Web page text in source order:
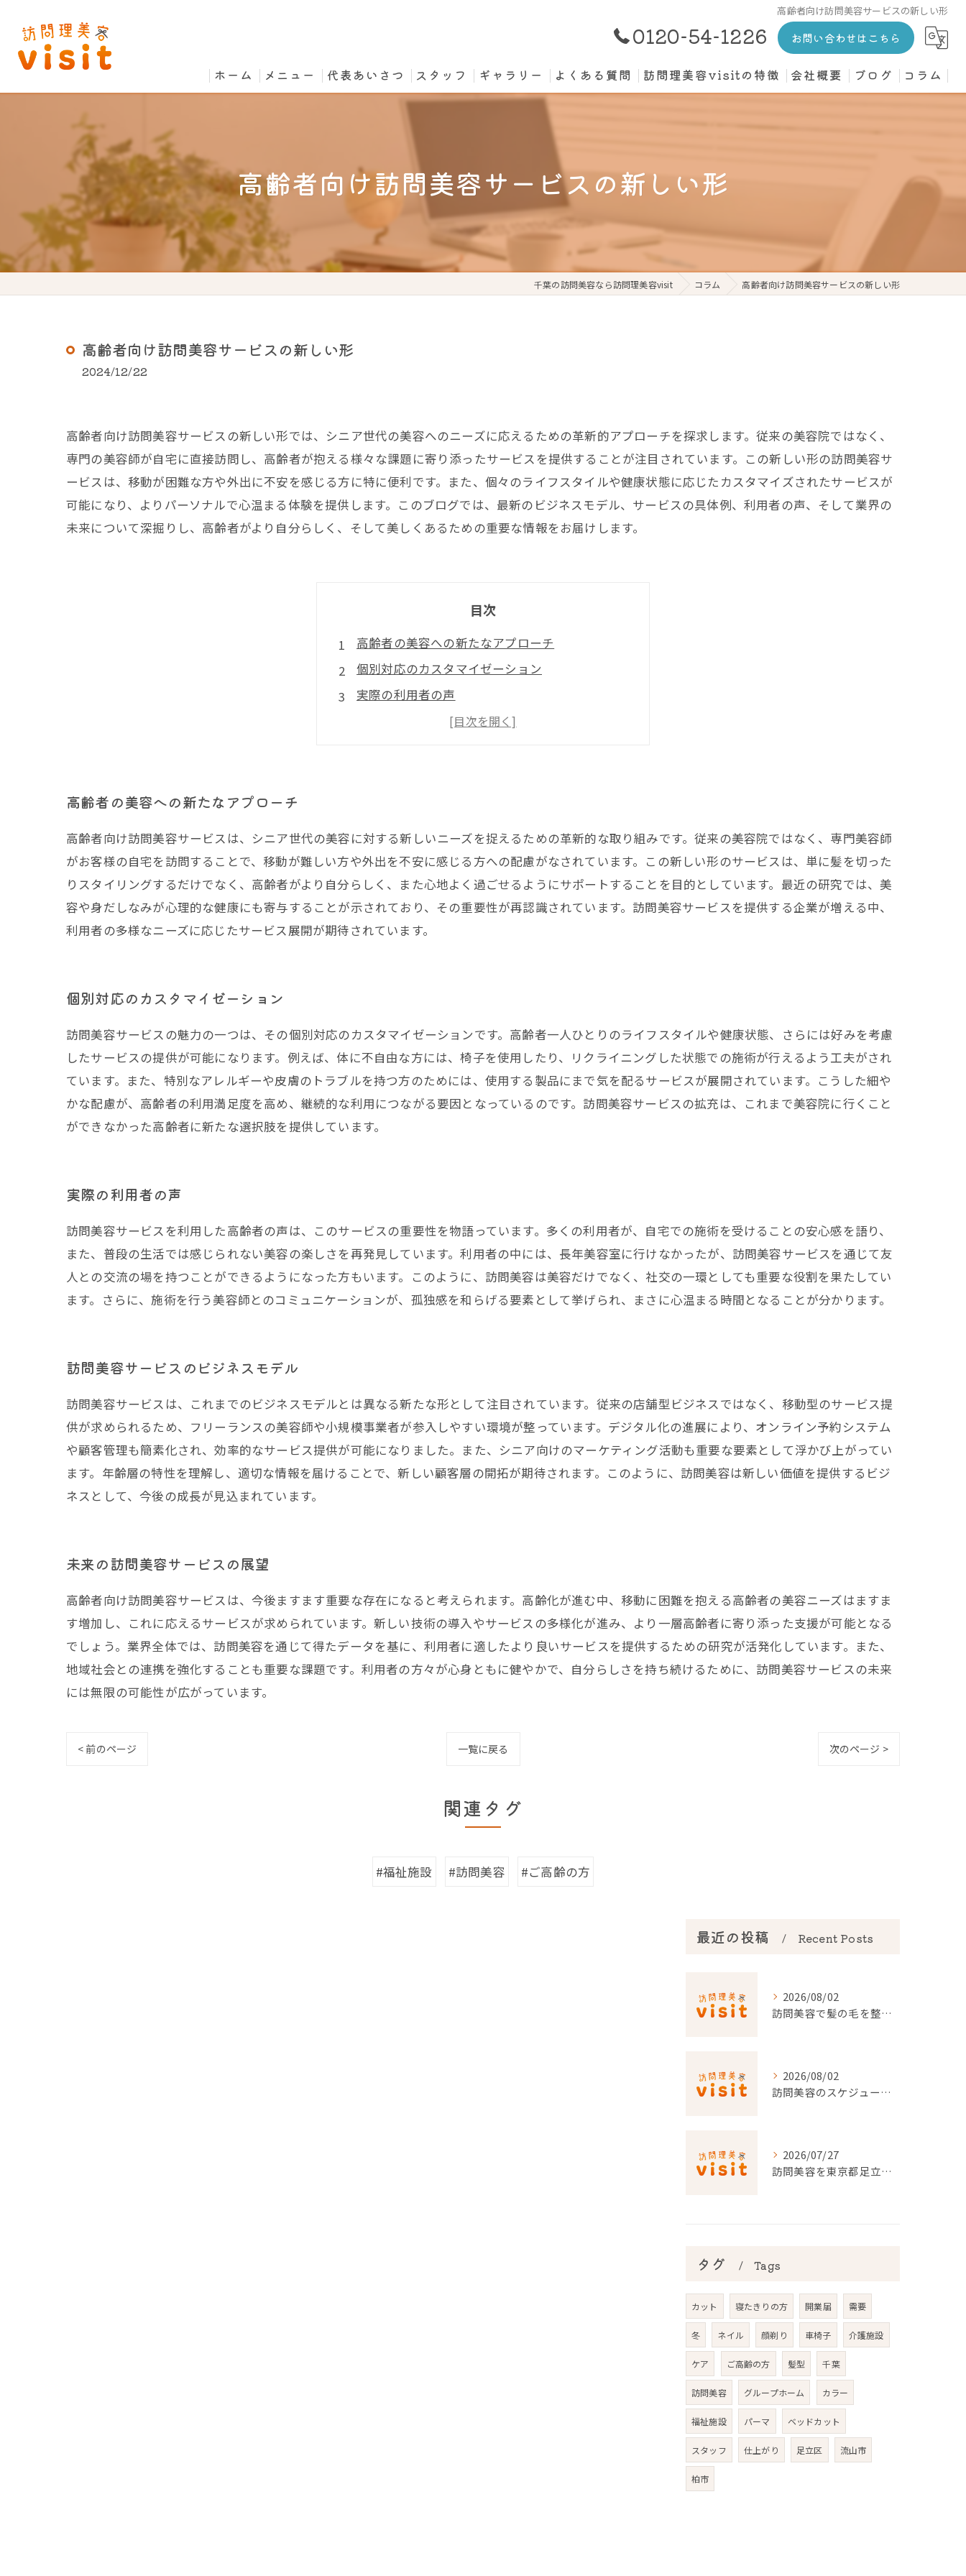
高齢者向け訪問美容サービスの新しい形
0120-54-1226 お問い合わせはこちら
ホーム メニュー 代表あいさつ スタッフ ギャラリー よくある質問 訪問理美容visitの特徴
高齢者
寝たきり
個人宅
会社概要 ブログ コラム
高齢者向け訪問美容サービスの新しい形
千葉の訪問美容なら訪問理美容visit コラム 高齢者向け訪問美容サービスの新しい形
高齢者向け訪問美容サービスの新しい形
2024/12/22
高齢者向け訪問美容サービスの新しい形では、シニア世代の美容へのニーズに応えるための革新的アプローチを探求します。従来の美容院ではなく、
専門の美容師が自宅に直接訪問し、高齢者が抱える様々な課題に寄り添ったサービスを提供することが注目されています。この新しい形の訪問美容サ
ービスは、移動が困難な方や外出に不安を感じる方に特に便利です。また、個々のライフスタイルや健康状態に応じたカスタマイズされたサービスが
可能になり、よりパーソナルで心温まる体験を提供します。このブログでは、最新のビジネスモデル、サービスの具体例、利用者の声、そして業界の
未来について深掘りし、高齢者がより自分らしく、そして美しくあるための重要な情報をお届けします。
目次
高齢者の美容への新たなアプローチ
個別対応のカスタマイゼーション
実際の利用者の声
訪問美容サービスのビジネスモデル
高齢者の美容への新たなアプローチ
高齢者向け訪問美容サービスは、シニア世代の美容に対する新しいニーズを捉えるための革新的な取り組みです。従来の美容院ではなく、専門美容師
がお客様の自宅を訪問することで、移動が難しい方や外出を不安に感じる方への配慮がなされています。この新しい形のサービスは、単に髪を切った
りスタイリングするだけでなく、高齢者がより自分らしく、また心地よく過ごせるようにサポートすることを目的としています。最近の研究では、美
容や身だしなみが心理的な健康にも寄与することが示されており、その重要性が再認識されています。訪問美容サービスを提供する企業が増える中、
利用者の多様なニーズに応じたサービス展開が期待されています。
個別対応のカスタマイゼーション
訪問美容サービスの魅力の一つは、その個別対応のカスタマイゼーションです。高齢者一人ひとりのライフスタイルや健康状態、さらには好みを考慮
したサービスの提供が可能になります。例えば、体に不自由な方には、椅子を使用したり、リクライニングした状態での施術が行えるよう工夫がされ
ています。また、特別なアレルギーや皮膚のトラブルを持つ方のためには、使用する製品にまで気を配るサービスが展開されています。こうした細や
かな配慮が、高齢者の利用満足度を高め、継続的な利用につながる要因となっているのです。訪問美容サービスの拡充は、これまで美容院に行くこと
ができなかった高齢者に新たな選択肢を提供しています。
実際の利用者の声
訪問美容サービスを利用した高齢者の声は、このサービスの重要性を物語っています。多くの利用者が、自宅での施術を受けることの安心感を語り、
また、普段の生活では感じられない美容の楽しさを再発見しています。利用者の中には、長年美容室に行けなかったが、訪問美容サービスを通じて友
人との交流の場を持つことができるようになった方もいます。このように、訪問美容は美容だけでなく、社交の一環としても重要な役割を果たしてい
ます。さらに、施術を行う美容師とのコミュニケーションが、孤独感を和らげる要素として挙げられ、まさに心温まる時間となることが分かります。
訪問美容サービスのビジネスモデル
訪問美容サービスは、これまでのビジネスモデルとは異なる新たな形として注目されています。従来の店舗型ビジネスではなく、移動型のサービス提
供が求められるため、フリーランスの美容師や小規模事業者が参入しやすい環境が整っています。デジタル化の進展により、オンライン予約システム
や顧客管理も簡素化され、効率的なサービス提供が可能になりました。また、シニア向けのマーケティング活動も重要な要素として浮かび上がってい
ます。年齢層の特性を理解し、適切な情報を届けることで、新しい顧客層の開拓が期待されます。このように、訪問美容は新しい価値を提供するビジ
ネスとして、今後の成長が見込まれています。
未来の訪問美容サービスの展望
高齢者向け訪問美容サービスは、今後ますます重要な存在になると考えられます。高齢化が進む中、移動に困難を抱える高齢者の美容ニーズはますま
す増加し、これに応えるサービスが求められています。新しい技術の導入やサービスの多様化が進み、より一層高齢者に寄り添った支援が可能となる
でしょう。業界全体では、訪問美容を通じて得たデータを基に、利用者に適したより良いサービスを提供するための研究が活発化しています。また、
地域社会との連携を強化することも重要な課題です。利用者の方々が心身ともに健やかで、自分らしさを持ち続けるために、訪問美容サービスの未来
には無限の可能性が広がっています。
< 前のページ 一覧に戻る 次のページ >
関連タグ
#福祉施設 #訪問美容 #ご高齢の方
最近の投稿 Recent Posts
2026/08/02
訪問美容で髪の毛を整える事前準備と安心料金ポイントを徹底解説
2026/08/02
訪問美容のスケジュール調整を東京都でスムーズに行うポイント
2026/07/27
訪問美容を東京都足立区で利用するための申請条件と手続き徹底ガイド
タグ Tags
カット 寝たきりの方 開業届 需要
冬 ネイル 顔剃り 車椅子 介護施設
ケア ご高齢の方 髪型 千葉
訪問美容 グループホーム カラー
福祉施設 パーマ ベッドカット
スタッフ 仕上がり 足立区 流山市
柏市